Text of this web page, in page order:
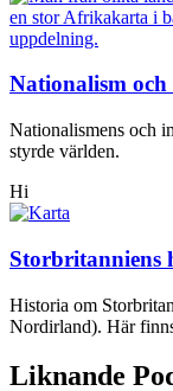
Nationalism
Nationalismens och
styrde världen.
Hi
Storbritanniens
Historia om
Nordirland). Här
Liknande